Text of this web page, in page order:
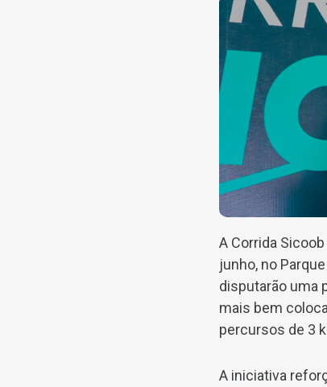
A Corrida
junho, no
disputarão uma
mais bem
percursos de 3
A iniciativa